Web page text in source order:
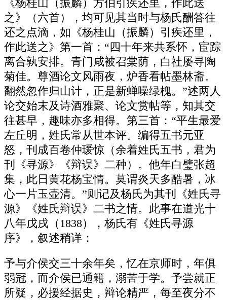
《杨桂山（振麟）方伯引疾还里，作此送
之》（六首），均可见其当时与杨氏酬答往
还之点滴，如《杨桂山（振麟）引疾还里，
作此送之》第一首：“四十年来共系怀，宦踪
离合孰安排。青门咸被召棠荫，白社屡寻陶
菊佳。尊酒论文风雨夜，炉香看帖墨林斋。
翻然忽作归山计，正是新蝉噪绿槐。”述两人
论交始末及诗酒雅聚、论文赏帖等，知其交
往甚早，趣味亦多相得。第三首：“平生最爱
左丘明，姓氏常从世本评。编得五书元亚
怒，刊成百卷仲瑗惊（余着姓氏五书，君为
刊《寻源》《辩误》二种）。他年白璧张超
集，此日黄花杨宝情。莫谓炎天多酷暑，冰
心一片玉壶清。”则记及杨氏为其刊《姓氏寻
源》《姓氏辩误》二书之情。此事在道光十
八年戊戌（1838），杨氏有《姓氏寻源
序》，叙述稍详：
予与介侯交三十余年矣，忆在京师时，年俱
弱冠，而介侯已通籍，溺苦于学。予尝就正
所疑，必援经据史，辩论精严，每至夜分不